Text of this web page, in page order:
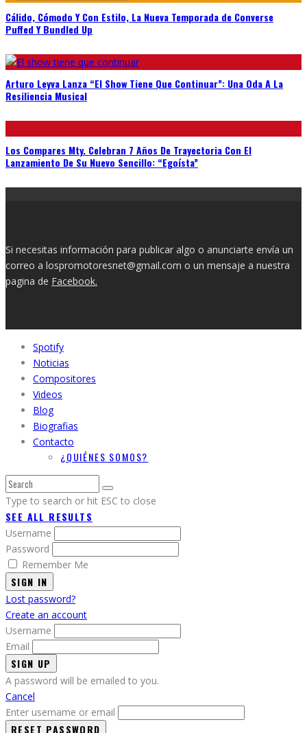
Cálido, Cómodo Y Con Estilo, La Nueva Temporada de Converse
Puffed Y Bundled Up
Arturo Leyva Lanza “El Show Tiene Que Continuar”: Una Oda A La
Resiliencia Musical
Los Compares Mty. Celebran 7 Años De Trayectoria Con El
Lanzamiento De Su Nuevo Sencillo: “Egoísta”
Si necesitas información para publicar algo o anunciarte envía un
correo a lospromotoresnet@gmail.com o un mensaje a nuestra
pagina de Facebook.
Spotify
Noticias
Compositores
Videos
Blog
Biografias
Contacto
¿QUIÉNES SOMOS?
Type to search or hit ESC to close
SEE ALL RESULTS
Username
Password
Remember Me
SIGN IN
Lost password?
Create an account
Username
Email
A password will be emailed to you.
Cancel
Enter username or email